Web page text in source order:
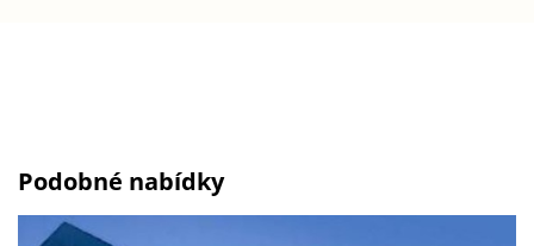
Podobné nabídky